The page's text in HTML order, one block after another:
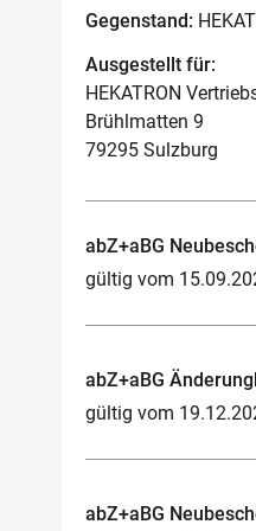
Gegenstand:
Ausgestellt für:
HEKATRON
Brühlmatten 9
79295 Sulzburg
abZ+aBG
gültig vom
abZ+aBG
gültig vom
abZ+aBG